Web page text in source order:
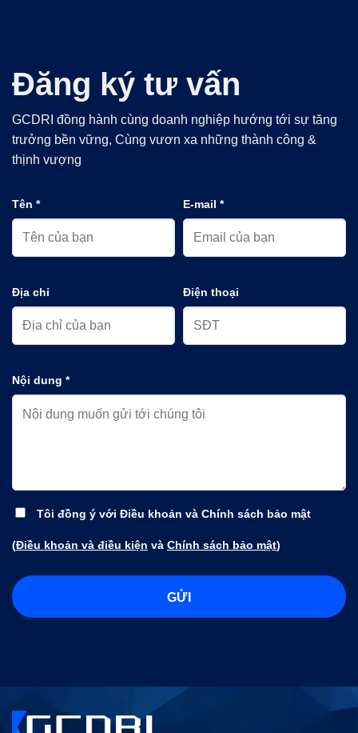
Đăng ký tư vấn
GCDRI đồng hành cùng doanh nghiệp hướng tới sự tăng
trưởng bền vững, Cùng vươn xa những thành công &
thịnh vượng
Tên * E-mail *
Địa chỉ Điện thoại
Nội dung *
Tôi đồng ý với Điều khoản và Chính sách bảo mật
(Điều khoản và điều kiện và Chính sách bảo mật)